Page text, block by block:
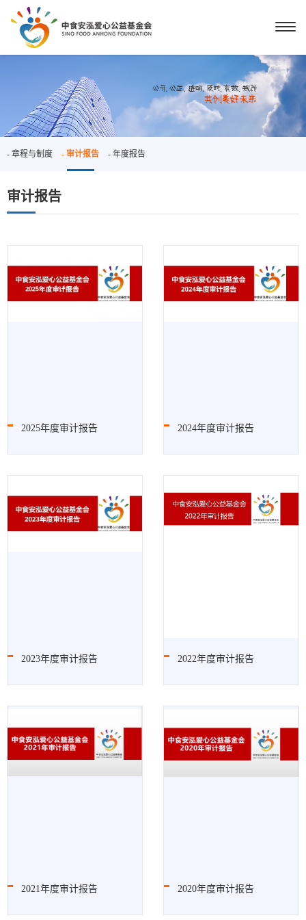
- 章程与制度 - 审计报告 - 年度报告
审计报告
2025年度审计报告 2024年度审计报告
2023年度审计报告 2022年度审计报告
2021年度审计报告 2020年度审计报告